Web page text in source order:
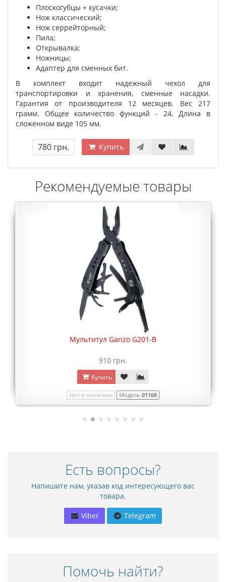
Плоскогубцы + кусачки;
Нож классический;
Нож серрейторный;
Пила;
Открывалка;
Ножницы;
Адаптер для сменных бит.
В комплект входит надежный чехол для
транспортировки и хранения, сменные насадки.
Гарантия от производителя 12 месяцев. Вес 217
грамм. Общее количество функций - 24. Длина в
сложенном виде 105 мм.
780 грн. Купить
Рекомендуемые товары
Мультитул Ganzo G201-B
910 грн.
Купить
Нет в наличии Модель 01168
Есть вопросы?
Напишите нам, указав код интересующего вас
товара.
Viber Telegram
Помочь найти?